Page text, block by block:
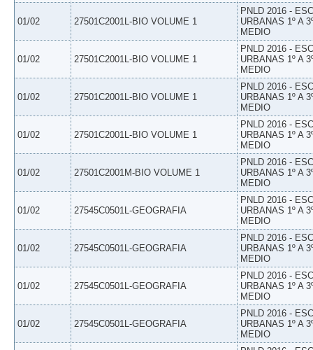
01/02 27501C2001L-BIO VOLUME 1
PNLD 2016 -
URBANAS 1º A
MEDIO
01/02 27501C2001L-BIO VOLUME 1
PNLD 2016 -
URBANAS 1º A
MEDIO
01/02 27501C2001L-BIO VOLUME 1
PNLD 2016 -
URBANAS 1º A
MEDIO
01/02 27501C2001L-BIO VOLUME 1
PNLD 2016 -
URBANAS 1º A
MEDIO
01/02 27501C2001M-BIO VOLUME 1
PNLD 2016 -
URBANAS 1º A
MEDIO
01/02 27545C0501L-GEOGRAFIA
PNLD 2016 -
URBANAS 1º A
MEDIO
01/02 27545C0501L-GEOGRAFIA
PNLD 2016 -
URBANAS 1º A
MEDIO
01/02 27545C0501L-GEOGRAFIA
PNLD 2016 -
URBANAS 1º A
MEDIO
01/02 27545C0501L-GEOGRAFIA
PNLD 2016 -
URBANAS 1º A
MEDIO